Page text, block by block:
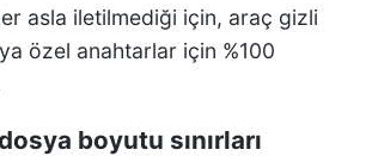
asla iletilmediği için, araç gizli
özel anahtarlar için %100
boyutu sınırları